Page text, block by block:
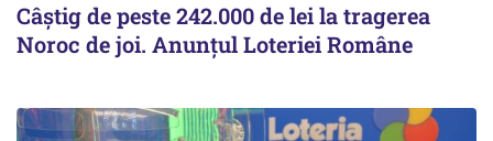
Câștig de peste 242.000 de lei la tragerea
Noroc de joi. Anunțul Loteriei Române